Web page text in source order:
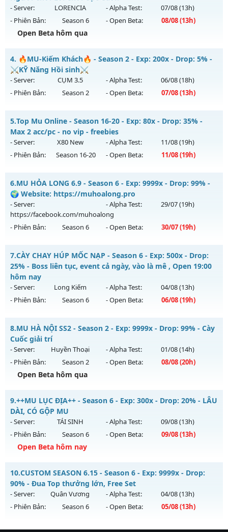
ngày 10/08/2626
Exp: 200x - Drop: 20%
Kiểu reset: Reset In Game
Thể loại: Mu Bán Đồ Full Trong Shop
Antihack: GameGuard
- Server: LORENCIA - Alpha Test: 07/08(13h)
- Phiên Bản:
Season 6 - Open Beta: 08/08(13h)
Open Beta hôm qua
Mu Tinh Hoa - Đông Người Chơi-Lối Chơi Cực Cuốn
Mu mới ra tháng 08 2026 - Mở máy chủ
ngày 08/08/2626
Exp: 500x - Drop: 40%
Thể loại: Mu Nguyên bản Webzen
Antihack: Anti Vip
4. 🔥MU-Kiếm Khách🔥 - Season 2 - Exp: 200x - Drop: 5% -
⚔️KỸ Năng Hồi sinh⚔️
- Server: CỤM 3.5 - Alpha Test: 06/08(18h)
- Phiên Bản:
Season 2 - Open Beta: 07/08(13h)
🔥MU-Kiếm Khách🔥 - ⚔️KỸ Năng Hồi sinh⚔️
Mu mới ra tháng 08 2026 - Mở máy chủ
ngày 07/08/2626
Exp: 200x - Drop: 5%
Thể loại: Mu Nguyên bản Webzen
Antihack: Sharkguard
5.Top Mu Online - Season 16-20 - Exp: 80x - Drop: 35% -
Max 2 acc/pc - no vip - freebies
- Server: X80 New - Alpha Test: 11/08(19h)
- Phiên Bản:
Season 16-20 - Open Beta: 11/08(19h)
Top Mu Online - Max 2 acc/pc - no vip - freebies
Mu mới ra tháng 08 2026 - Mở máy chủ
ngày 11/08/2626
Exp: 80x - Drop: 35%
Thể loại: Mu Nguyên bản Webzen
Antihack: AntiShield
6.MU HỎA LONG 6.9 - Season 6 - Exp: 9999x - Drop: 99% -
🌍 Website: https://muhoalong.pro
- Server:
https://facebook.com/muhoalong
- Alpha Test: 29/07(19h)
- Phiên Bản: Season 6 - Open Beta: 30/07(19h)
MU HỎA LONG 6.9 - 🌍 Website: https://muhoalong.pro
Mu mới ra tháng 07 2026 - Mở máy chủ
https://facebook.com/muhoalong
30/07/2626
Exp: 9999x - Drop: 99%
Thể loại: Mu Nguyên bản Webzen
Antihack: Xshiel
7.CÀY CHAY HÚP MỐC NẠP - Season 6 - Exp: 500x - Drop:
25% - Boss liên tục, event cả ngày, vào là mê , Open 19:00
hôm nay
- Server: Long Kiếm - Alpha Test: 04/08(13h)
- Phiên Bản:
Season 6 - Open Beta: 06/08(19h)
CÀY CHAY HÚP MỐC NẠP - Boss liên tục, event cả ngày, vào
là mê , Open 19:00 hôm nay
Mu mới ra tháng 08 2026 - Mở máy chủ
Long Kiếmvào 19h
ngày 06/08/2626
Exp: 500x - Drop: 25%
Thể loại: Mu Nguyên bản Webzen
Antihack: VIP SHIELD
8.MU HÀ NỘI SS2 - Season 2 - Exp: 9999x - Drop: 99% - Cày
Cuốc giải trí
- Server: Huyền Thoại - Alpha Test: 01/08(14h)
- Phiên Bản:
Season 2 - Open Beta: 08/08(20h)
Open Beta hôm qua
Mu mới ra tháng 08 2026 - Mở máy chủ
20h ngày 08/08/2626
Exp: 9999x - Drop: 99%
Kiểu reset: Reset In Game
Antihack: ugk
9.++MU LỤC ĐỊA++ - Season 6 - Exp: 300x - Drop: 20% - LÂU
DÀI, CÓ GỘP MU
- Server: TÁI SINH - Alpha Test: 09/08(13h)
- Phiên Bản:
Season 6 - Open Beta: 09/08(13h)
Open Beta hôm nay
Mu mới ra tháng 08 2026 - Mở máy chủ
ngày 09/08/2626
Exp: 300x - Drop: 20%
10.CUSTOM SEASON 6.15 - Season 6 - Exp: 9999x - Drop:
90% - Đua Top thưởng lớn, Free Set
- Server: Quân Vương - Alpha Test: 04/08(13h)
- Phiên Bản:
Season 6 - Open Beta: 05/08(13h)
CUSTOM SEASON 6.15 - Đua Top thưởng lớn, Free Set